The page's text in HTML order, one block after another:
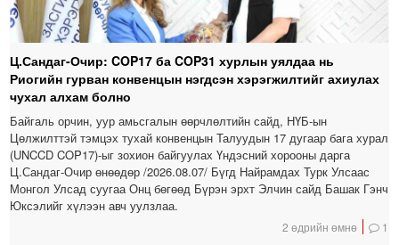
Ц.Сандаг-Очир: COP17 ба COP31 хурлын уялдаа нь
Риогийн гурван конвенцын нэгдсэн хэрэгжилтийг ахиулах
чухал алхам болно
Байгаль орчин, уур амьсгалын өөрчлөлтийн сайд, НҮБ-ын
Цөлжилттэй тэмцэх тухай конвенцын Талуудын 17 дугаар бага хурал
(UNCCD COP17)-ыг зохион байгуулах Үндэсний хорооны дарга
Ц.Сандаг-Очир өнөөдөр /2026.08.07/ Бүгд Найрамдах Турк Улсаас
Монгол Улсад суугаа Онц бөгөөд Бүрэн эрхт Элчин сайд Башак Гэнч
Юксэлийг хүлээн авч уулзлаа.
2 өдрийн өмнө 1